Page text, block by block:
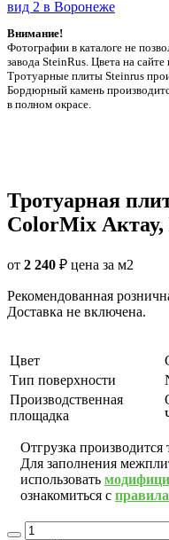
Внимание!
Фотографии в каталоге не
заводa SteinRus. Цвета на
Тротуарные плиты Steinrus
Бордюрный камень
в полном окрасе.
Тротуарная
ColorMix Актау,
от 2 240 ₽ цена за м2
Рекомендованная
Доставка не включена.
Цвет
Тип поверхности
Производственная
площадка
Отгрузка
Для заполнения
использовать
ознакомиться с